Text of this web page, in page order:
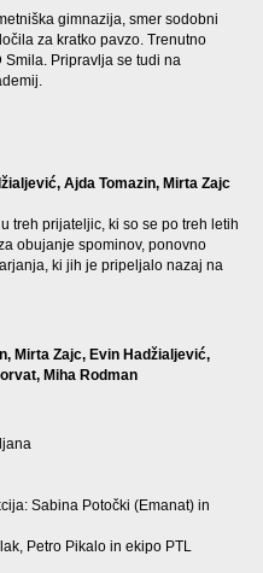
gimnazija, smer sodobni
za kratko pavzo. Trenutno
Pripravlja se tudi na
Ajda Tomazin, Mirta Zajc
treh prijateljic, ki so se po treh letih
obujanje spominov, ponovno
ki jih je pripeljalo nazaj na
Mirta Zajc, Evin Hadžialjević,
Miha Rodman
Sabina Potočki (Emanat) in
Petro Pikalo in ekipo PTL